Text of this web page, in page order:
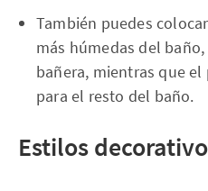
También puedes
más húmedas del
bañera, mientras que
para el resto del baño.
Estilos